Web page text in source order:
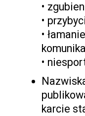
•
•
•
•
karcie